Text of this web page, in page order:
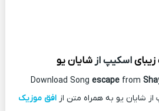
اسکیپ ازشایان یو
Download Song escape from
شایان یو به همراه متن از افق موزیک